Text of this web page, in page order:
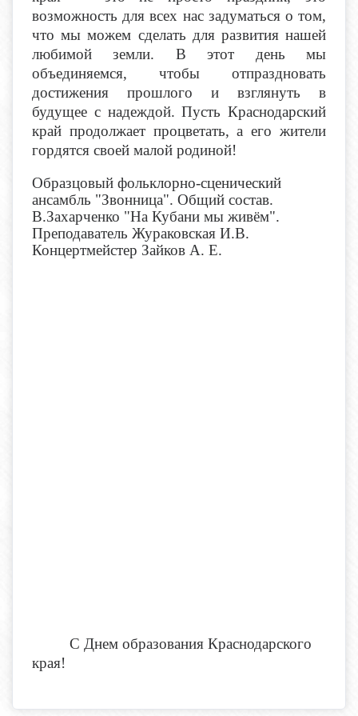
возможность для всех нас задуматься о том,
что мы можем сделать для развития нашей
любимой земли. В этот день мы
объединяемся, чтобы отпраздновать
достижения прошлого и взглянуть в
будущее с надеждой. Пусть Краснодарский
край продолжает процветать, а его жители
гордятся своей малой родиной!
Образцовый фольклорно-сценический
ансамбль "Звонница". Общий состав.
В.Захарченко "На Кубани мы живём".
Преподаватель Жураковская И.В.
Концертмейстер Зайков А. Е.
С Днем образования Краснодарского
края!